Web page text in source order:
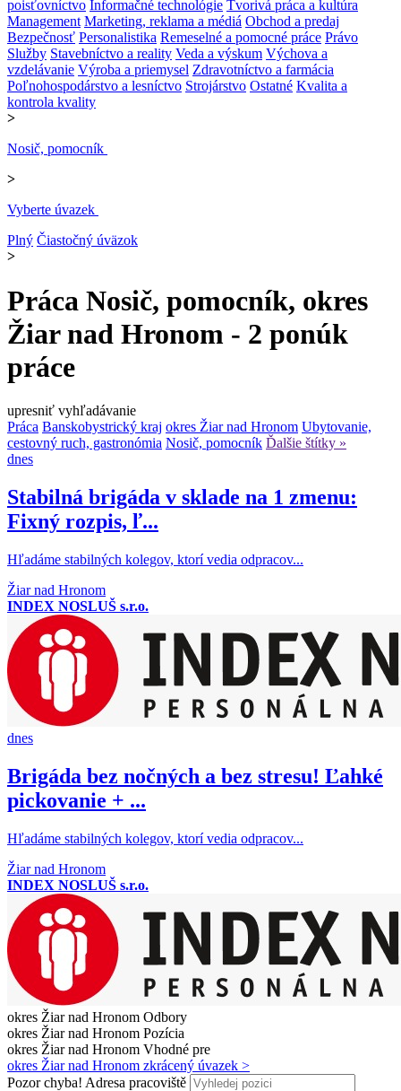
poisťovníctvo Informačné technológie Tvorivá práca a kultúra
Management Marketing, reklama a médiá Obchod a predaj
Bezpečnosť Personalistika Remeselné a pomocné práce Právo
Služby Stavebníctvo a reality Veda a výskum Výchova a
vzdelávanie Výroba a priemysel Zdravotníctvo a farmácia
Poľnohospodárstvo a lesníctvo Strojárstvo Ostatné Kvalita a
kontrola kvality
>
Nosič, pomocník
>
Vyberte úvazek
Plný Čiastočný úväzok
>
Práca Nosič, pomocník, okres
Žiar nad Hronom - 2 ponúk
práce
upresniť vyhľadávanie
Práca Banskobystrický kraj okres Žiar nad Hronom Ubytovanie,
cestovný ruch, gastronómia Nosič, pomocník Ďalšie štítky »
dnes
Stabilná brigáda v sklade na 1 zmenu:
Fixný rozpis, ľ...
Hľadáme stabilných kolegov, ktorí vedia odpracov...
Žiar nad Hronom
INDEX NOSLUŠ s.r.o.
dnes
Brigáda bez nočných a bez stresu! Ľahké
pickovanie + ...
Hľadáme stabilných kolegov, ktorí vedia odpracov...
Žiar nad Hronom
INDEX NOSLUŠ s.r.o.
okres Žiar nad Hronom Odbory
okres Žiar nad Hronom Pozícia
okres Žiar nad Hronom Vhodné pre
okres Žiar nad Hronom zkrácený úvazek >
Pozor chyba! Adresa pracoviště